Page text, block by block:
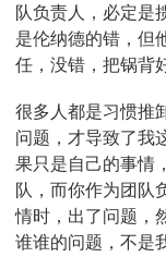
队负责人，必定是
是伦纳德的错，但
任，没错，把锅背
很多人都是习惯推
问题，才导致了我
果只是自己的事情
队，而你作为团队
情时，出了问题，
谁谁的问题，不是